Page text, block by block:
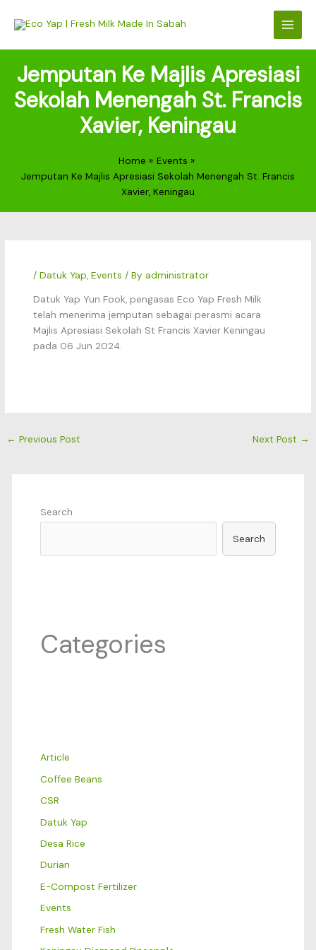
Jemputan Ke Majlis Apresiasi
Sekolah Menengah St. Francis
Xavier, Keningau
Home
Events
Jemputan Ke Majlis Apresiasi Sekolah Menengah St. Francis
Xavier, Keningau
/Datuk Yap,Events / By administrator
Datuk Yap Yun Fook, pengasas Eco Yap Fresh Milk
telah menerima jemputan sebagai perasmi acara
Majlis Apresiasi Sekolah St Francis Xavier Keningau
pada 06 Jun 2024.
← Previous Post Next Post →
Search
Search
Categories
Article
Coffee Beans
CSR
Datuk Yap
Desa Rice
Durian
E-Compost Fertilizer
Events
Fresh Water Fish